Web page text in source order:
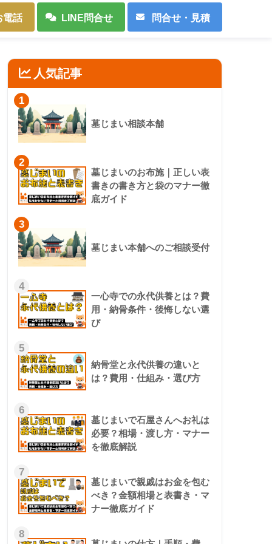
電話 LINE問合せ 問合せ・見積
人気記事
1
墓じまい相談本舗
2
墓じまいのお布施｜正しい表
書きの書き方と袋のマナー徹
底ガイド
3
墓じまい本舗へのご相談受付
4
一心寺での永代供養とは？費
用・納骨条件・後悔しない選
び
5
納骨堂と永代供養の違いと
は？費用・仕組み・選び方
6
墓じまいで石屋さんへお礼は
必要？相場・渡し方・マナー
を徹底解説
7
墓じまいで親戚はお金を包む
べき？金額相場と表書き・マ
ナー徹底ガイド
8